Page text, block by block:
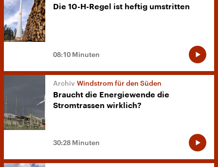
Die 10-H-Regel ist heftig umstritten
08:10 Minuten
Windstrom für den Süden
Braucht die Energiewende die
Stromtrassen wirklich?
30:28 Minuten